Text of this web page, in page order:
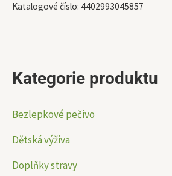
Kategorie produktu
Bezlepkové pečivo
Dětská výživa
Doplňky stravy
Katalogové číslo: 4402993045857